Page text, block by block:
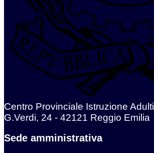
Centro Provinciale Istruzione Adulti
G.Verdi, 24 - 42121 Reggio Emilia
Sede amministrativa